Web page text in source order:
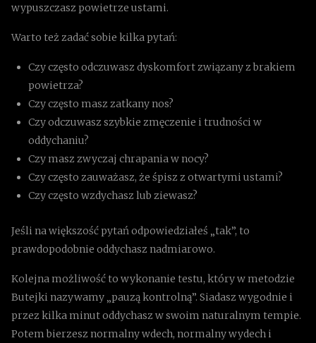
wypuszczasz powietrze ustami.
Warto też zadać sobie kilka pytań:
Czy często odczuwasz dyskomfort związany z brakiem
powietrza?
Czy często masz zatkany nos?
Czy odczuwasz szybkie zmęczenie i trudności w
oddychaniu?
Czy masz zwyczaj chrapania w nocy?
Czy często zauważasz, że śpisz z otwartymi ustami?
Czy często wzdychasz lub ziewasz?
Jeśli na większość pytań odpowiedziałeś „tak”, to
prawdopodobnie oddychasz nadmiarowo.
Kolejna możliwość to wykonanie testu, który w metodzie
Butejki nazywamy „pauzą kontrolną”. Siadasz wygodnie i
przez kilka minut oddychasz w swoim naturalnym tempie.
Potem bierzesz normalny wdech, normalny wydech i